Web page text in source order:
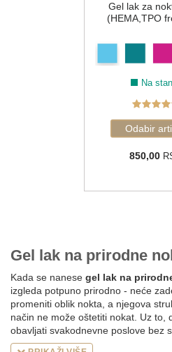
Gel lak za
(HEMA,TPO
Na
850,00
Gel lak na prirodne
Kada se nanese gel lak na
izgleda potpuno prirodno - neće
promeniti oblik nokta, a njegova
način ne može oštetiti nokat. Uz to,
obavljati svakodnevne poslove bez
lakgarantuje maksimalnu